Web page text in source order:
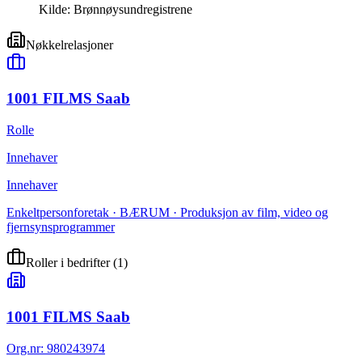
Kilde: Brønnøysundregistrene
Nøkkelrelasjoner
1001 FILMS Saab
Rolle
Innehaver
Innehaver
Enkeltpersonforetak · BÆRUM · Produksjon av film, video og
fjernsynsprogrammer
Roller i bedrifter(1)
1001 FILMS Saab
Org.nr: 980243974